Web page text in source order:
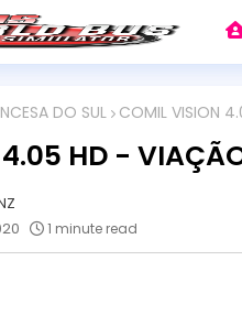
DO SUL COMIL VISION
HD -
1 minute read